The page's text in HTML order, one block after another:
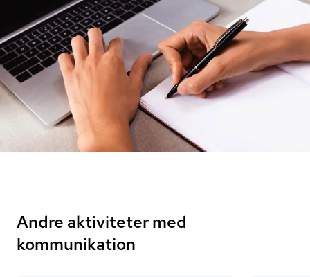
Andre aktiviteter med
kommunikation